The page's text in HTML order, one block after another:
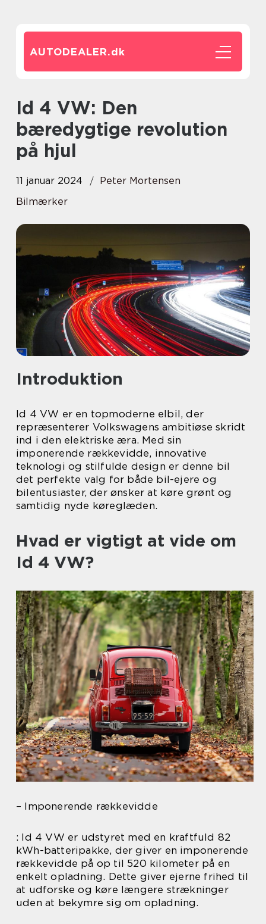
AUTODEALER.dk
Id 4 VW: Den
bæredygtige revolution
på hjul
11 januar 2024
Peter Mortensen
Bilmærker
Introduktion
Id 4 VW er en topmoderne elbil, der
repræsenterer Volkswagens ambitiøse skridt
ind i den elektriske æra. Med sin
imponerende rækkevidde, innovative
teknologi og stilfulde design er denne bil
det perfekte valg for både bil-ejere og
bilentusiaster, der ønsker at køre grønt og
samtidig nyde køreglæden.
Hvad er vigtigt at vide om
Id 4 VW?
– Imponerende rækkevidde
: Id 4 VW er udstyret med en kraftfuld 82
kWh-batteripakke, der giver en imponerende
rækkevidde på op til 520 kilometer på en
enkelt opladning. Dette giver ejerne frihed til
at udforske og køre længere strækninger
uden at bekymre sig om opladning.